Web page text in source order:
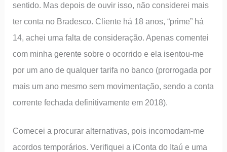
sentido. Mas depois de ouvir isso, não considerei mais
ter conta no Bradesco. Cliente há 18 anos, “prime” há
14, achei uma falta de consideração. Apenas comentei
com minha gerente sobre o ocorrido e ela isentou-me
por um ano de qualquer tarifa no banco (prorrogada por
mais um ano mesmo sem movimentação, sendo a conta
corrente fechada definitivamente em 2018).
Comecei a procurar alternativas, pois incomodam-me
acordos temporários. Verifiquei a iConta do Itaú e uma